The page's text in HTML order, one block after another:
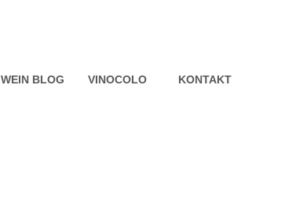
WEIN BLOG VINOCOLO KONTAKT